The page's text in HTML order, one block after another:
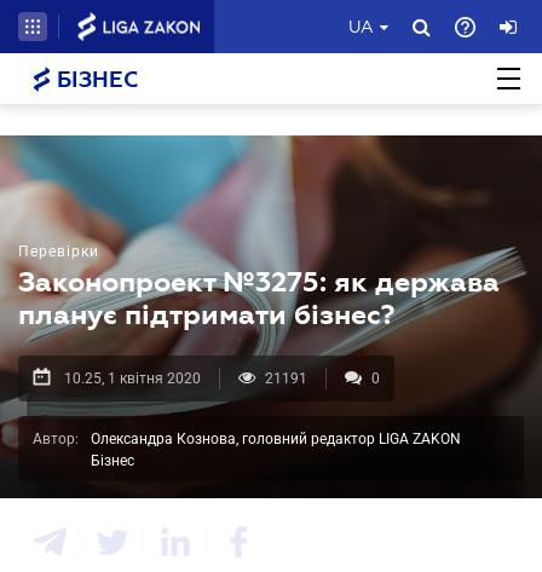
UA
БІЗНЕС
Перевірки
Законопроект №3275: як держава
планує підтримати бізнес?
10.25, 1 квітня 2020 21191 0
Автор:
Олександра Кознова, головний редактор LIGA ZAKON
Бізнес